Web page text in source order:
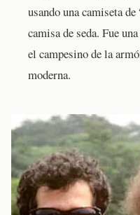
usando una camiseta
camisa de seda. Fue
el campesino de la
moderna.